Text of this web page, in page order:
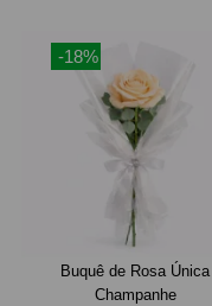
-18%
Buquê de Rosa Única
Champanhe